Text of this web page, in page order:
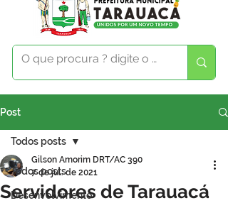
Post
Todos posts
Desenvolvimento
Todos posts
Servidores de Tarauacá
Gilson Amorim DRT/AC 390
7 de jul. de 2021